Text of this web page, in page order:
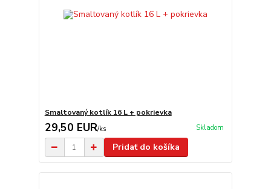
Smaltovaný kotlík 16 L + pokrievka
29,50 EUR/ks Skladom
Pridať do košíka